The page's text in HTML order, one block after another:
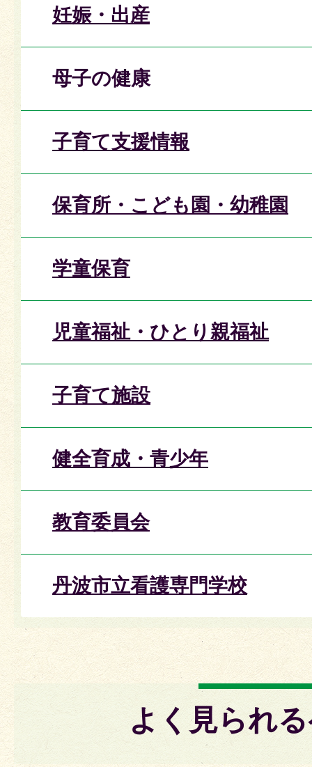
妊娠・出産
母子の健康
子育て支援情報
保育所・こども園・幼稚園
学童保育
児童福祉・ひとり親福祉
子育て施設
健全育成・青少年
教育委員会
丹波市立看護専門学校
よく見られ